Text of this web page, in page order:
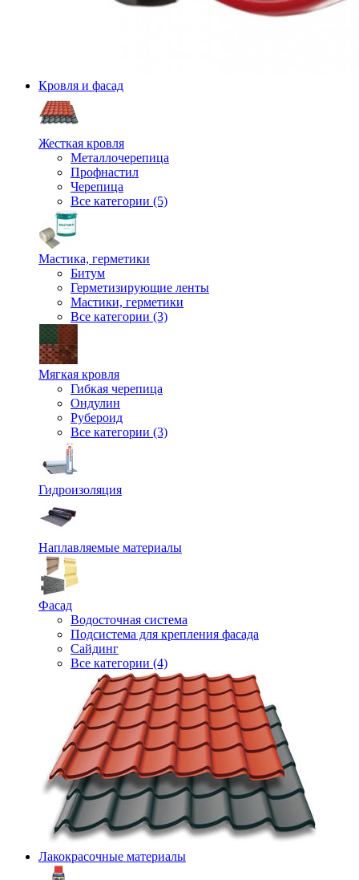
Кровля и фасад
Жесткая кровля
Металлочерепица
Профнастил
Черепица
Все категории (5)
Мастика, герметики
Битум
Герметизирующие ленты
Мастики, герметики
Все категории (3)
Мягкая кровля
Гибкая черепица
Ондулин
Рубероид
Все категории (3)
Гидроизоляция
Наплавляемые материалы
Фасад
Водосточная система
Подсистема для крепления фасада
Сайдинг
Все категории (4)
Лакокрасочные материалы